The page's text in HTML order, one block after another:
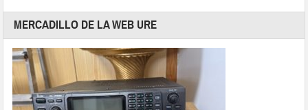
MERCADILLO DE LA WEB URE